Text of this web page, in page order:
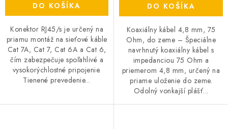
DO KOŠÍKA
Konektor RJ45/s je určený na
priamu montáž na sieťové káble
Cat 7A, Cat 7, Cat 6A a Cat 6,
čím zabezpečuje spoľahlivé a
vysokorýchlostné pripojenie.
Tienené prevedenie...
DO KOŠÍKA
Koaxiálny kábel 4,8 mm, 75
Ohm, do zeme – Špeciálne
navrhnutý koaxiálny kábel s
impedanciou 75 Ohm a
priemerom 4,8 mm, určený na
priame uloženie do zeme.
Odolný vonkajší plášť...